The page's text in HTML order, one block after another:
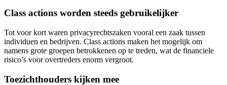
Class actions worden steeds gebruikelijker
Tot voor kort waren privacyrechtszaken vooral een zaak tussen
individuen en bedrijven. Class actions maken het mogelijk om
namens grote groepen betrokkenen op te treden, wat de financiele
risico’s voor overtreders enorm vergroot.
Toezichthouders kijken mee